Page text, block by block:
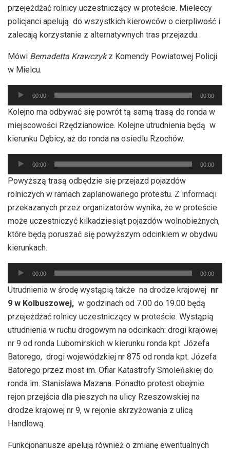
przejeżdżać rolnicy uczestniczący w proteście. Mieleccy
policjanci apelują do wszystkich kierowców o cierpliwość i
zalecają korzystanie z alternatywnych tras przejazdu.
Mówi Bernadetta Krawczykz Komendy Powiatowej Policji
w Mielcu.
Odtwarzacz
plików
dźwiękowych
00:00 00:00
Kolejno ma odbywać się powrót tą samą trasą do ronda w
miejscowości Rzędzianowice. Kolejne utrudnienia będą w
kierunku Dębicy, aż do ronda na osiedlu Rzochów.
Odtwarzacz
plików
dźwiękowych
00:00 00:00
Powyższą trasą odbędzie się przejazd pojazdów
rolniczych w ramach zaplanowanego protestu. Z informacji
przekazanych przez organizatorów wynika, że w proteście
może uczestniczyć kilkadziesiąt pojazdów wolnobieżnych,
które będą poruszać się powyższym odcinkiem w obydwu
kierunkach.
Odtwarzacz
plików
dźwiękowych
00:00 00:00
Utrudnienia w środę wystąpią także na drodze krajowej nr
9 w Kolbuszowej, w godzinach od 7.00 do 19.00 będą
przejeżdżać rolnicy uczestniczący w proteście. Wystąpią
utrudnienia w ruchu drogowym na odcinkach: drogi krajowej
nr 9 od ronda Lubomirskich w kierunku ronda kpt. Józefa
Batorego, drogi wojewódzkiej nr 875 od ronda kpt. Józefa
Batorego przez most im. Ofiar Katastrofy Smoleńskiej do
ronda im. Stanisława Mazana. Ponadto protest obejmie
rejon przejścia dla pieszych na ulicy Rzeszowskiej na
drodze krajowej nr 9, w rejonie skrzyżowania z ulicą
Handlową.
Funkcjonariusze apelują również o zmianę ewentualnych